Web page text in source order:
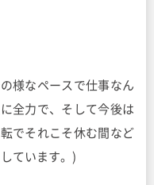
様なペースで仕事なん
全力で、そして今後は
でそれこそ休む間など
ています。)